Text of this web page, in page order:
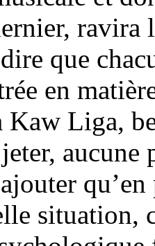
ravira
que
en
Kaw Liga,
aucune
situation,